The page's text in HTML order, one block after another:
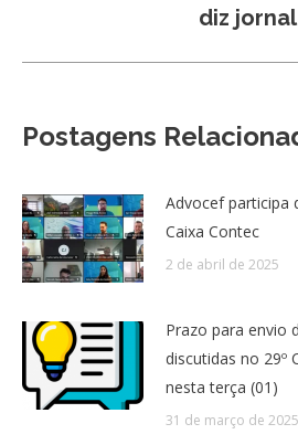
post:
diz jornal
Postagens
Advocef participa
Caixa Contec
2 de abril de 2025
Prazo para envio
discutidas no 29º
nesta terça (01)
31 de março de 2025